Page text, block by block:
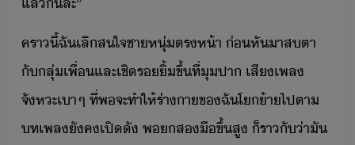
คราี้​ฉั​เลิ​สใจ​ชาหุ่​ตรห้า​ ​่​หัา​สตา​
ั​ลุ่​เพื่​และ​เชิ​ริ้​ขึ้​ที่​ุ​ปา​ ​เสีเพล​
จัหะ​เา​ๆ​ ​ที่​พ​จะ​ทำให้​ร่าา​ข​ฉั​โ้า​ไป​ตา​
ทเพล​ัค​เปิ​ั​ ​พ​ส​ืขึ้​สู​ ​็​ราั่า​ั​